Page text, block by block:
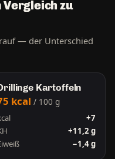
Vergleich zu
— der Unterschied
Kartoffeln
kcal/ 100 g
+7
+11,2 g
−1,4 g